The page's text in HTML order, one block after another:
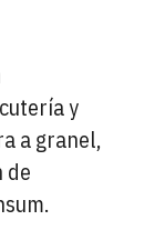
y
a granel,
de